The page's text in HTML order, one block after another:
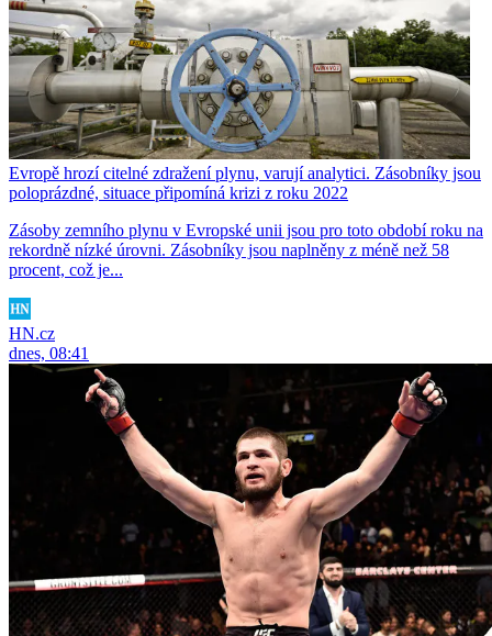
Evropě hrozí citelné zdražení plynu, varují analytici. Zásobníky jsou
poloprázdné, situace připomíná krizi z roku 2022
Zásoby zemního plynu v Evropské unii jsou pro toto období roku na
rekordně nízké úrovni. Zásobníky jsou naplněny z méně než 58
procent, což je...
HN.cz
dnes, 08:41